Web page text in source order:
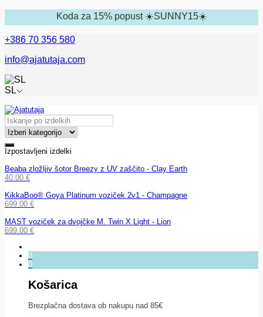
Koda za 15% popust ☀️SUNNY15☀️
+386 70 356 580
info@ajatutaja.com
SL
Izpostavljeni izdelki
Beaba zložljiv šotor Breezy z UV zaščito - Clay Earth
40.00 €
KikkaBoo® Goya Platinum voziček 2v1 - Champagne
699.00 €
MAST voziček za dvojčke M. Twin X Light - Lion
699.00 €
0
0
Košarica
Brezplačna dostava ob nakupu nad 85€